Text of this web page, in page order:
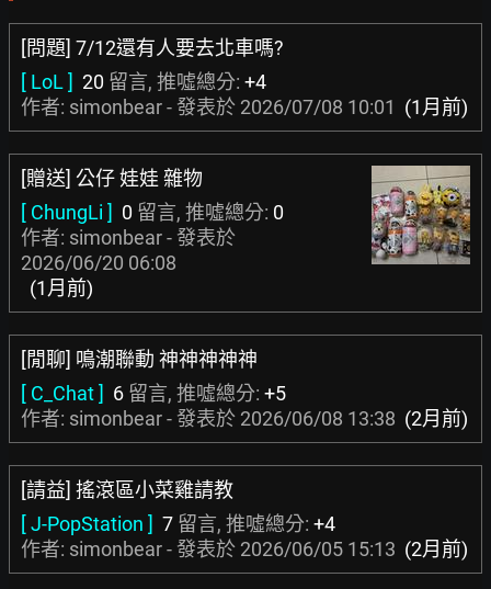
[問題] 7/12還有人要去北車嗎?
[ LoL ] 20 留言, 推噓總分: +4
作者: simonbear - 發表於 2026/07/08 10:01 (1月前)
[贈送] 公仔 娃娃 雜物
[ ChungLi ] 0 留言, 推噓總分: 0
作者: simonbear - 發表於
2026/06/20 06:08
(1月前)
[閒聊] 鳴潮聯動 神神神神神
[ C_Chat ] 6 留言, 推噓總分: +5
作者: simonbear - 發表於 2026/06/08 13:38 (2月前)
[請益] 搖滾區小菜雞請教
[ J-PopStation ] 7 留言, 推噓總分: +4
作者: simonbear - 發表於 2026/06/05 15:13 (2月前)